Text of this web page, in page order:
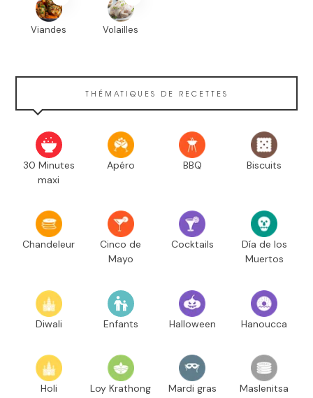
Viandes Volailles
THÉMATIQUES DE RECETTES
30 Minutes
maxi
Apéro BBQ Biscuits
Chandeleur
Cinco de
Mayo
Cocktails
Día de los
Muertos
Diwali Enfants Halloween Hanoucca
Holi Loy Krathong Mardi gras Maslenitsa